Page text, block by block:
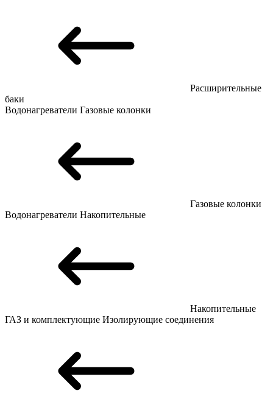
Расширительные
баки
Водонагреватели Газовые колонки
Газовые колонки
Водонагреватели Накопительные
Накопительные
ГАЗ и комплектующие Изолирующие соединения